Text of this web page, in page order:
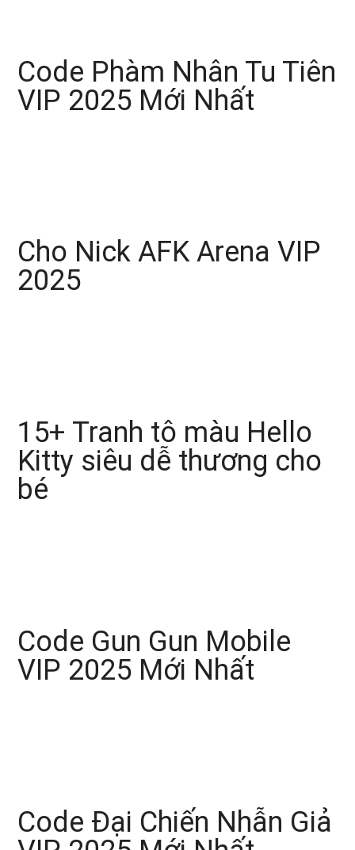
Code Phàm Nhân Tu Tiên
VIP 2025 Mới Nhất
Cho Nick AFK Arena VIP
2025
15+ Tranh tô màu Hello
Kitty siêu dễ thương cho
bé
Code Gun Gun Mobile
VIP 2025 Mới Nhất
Code Đại Chiến Nhẫn Giả